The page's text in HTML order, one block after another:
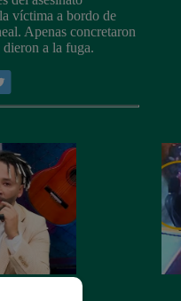
víctima a bordo de
Apenas concretaron
dieron a la fuga.